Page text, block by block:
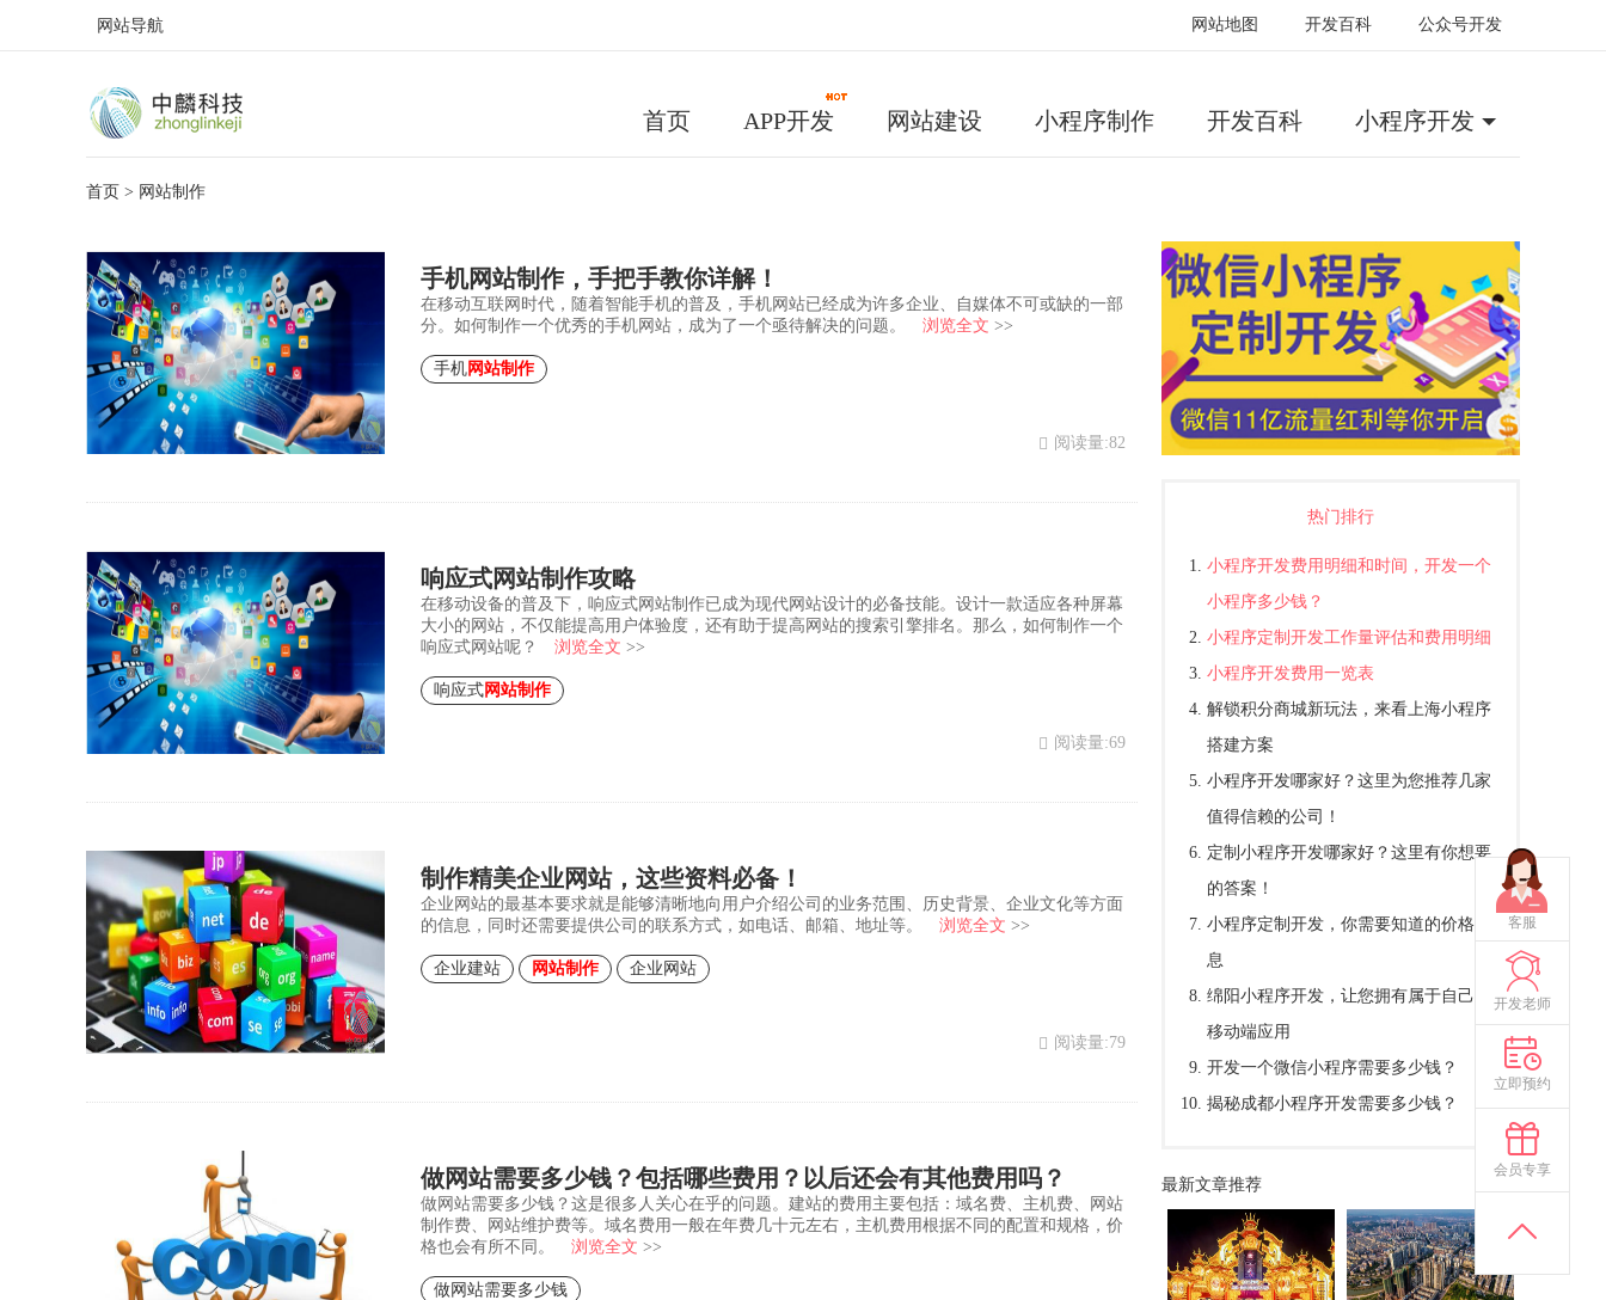
网站地图 开发百科 公众号开发
网站导航
首页 APP开发 网站建设 小程序制作 开发百科 小程序开发
首页 > 网站制作
手机网站制作，手把手教你详解！
在移动互联网时代，随着智能手机的普及，手机网站已经成为许多企业、自媒体不可或缺的一部
分。如何制作一个优秀的手机网站，成为了一个亟待解决的问题。
浏览全文 >>
手机网站制作
阅读量:82
响应式网站制作攻略
在移动设备的普及下，响应式网站制作已成为现代网站设计的必备技能。设计一款适应各种屏幕
大小的网站，不仅能提高用户体验度，还有助于提高网站的搜索引擎排名。那么，如何制作一个
响应式网站呢？
浏览全文 >>
响应式网站制作
阅读量:69
制作精美企业网站，这些资料必备！
企业网站的最基本要求就是能够清晰地向用户介绍公司的业务范围、历史背景、企业文化等方面
的信息，同时还需要提供公司的联系方式，如电话、邮箱、地址等。
浏览全文 >>
企业建站 网站制作 企业网站
阅读量:79
做网站需要多少钱？包括哪些费用？以后还会有其他费用吗？
做网站需要多少钱？这是很多人关心在乎的问题。建站的费用主要包括：域名费、主机费、网站
制作费、网站维护费等。域名费用一般在年费几十元左右，主机费用根据不同的配置和规格，价
格也会有所不同。
浏览全文 >>
做网站需要多少钱
热门排行
小程序开发费用明细和时间，开发一个
小程序多少钱？
小程序定制开发工作量评估和费用明细
小程序开发费用一览表
解锁积分商城新玩法，来看上海小程序
搭建方案
小程序开发哪家好？这里为您推荐几家
值得信赖的公司！
定制小程序开发哪家好？这里有你想要
的答案！
小程序定制开发，你需要知道的价格信
息
绵阳小程序开发，让您拥有属于自己的
移动端应用
开发一个微信小程序需要多少钱？
揭秘成都小程序开发需要多少钱？
最新文章推荐
客服
开发老师
立即预约
会员专享